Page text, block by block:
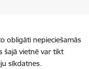
obligāti nepieciešamās
šajā vietnē var tikt
sīkdatnes.